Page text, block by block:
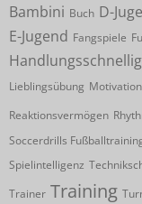
Bambini Buch D-
E-Jugend Fangspiele
Lieblingsübung Motivation
Reaktionsvermögen
Soccerdrills
Spielintelligenz
Trainer Training